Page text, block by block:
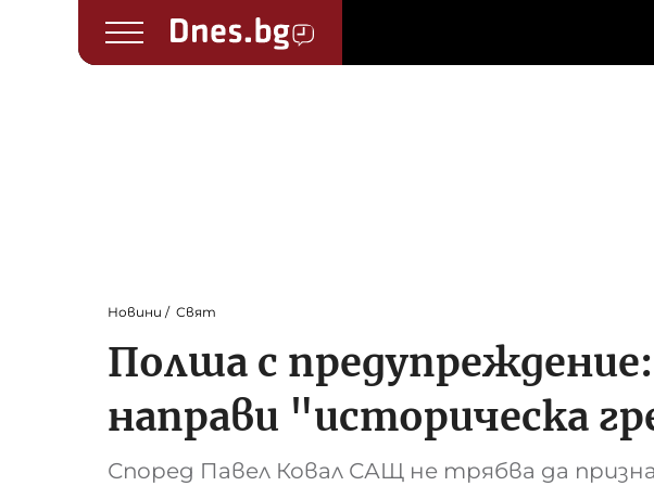
Новини Свят
Полша с
направи "историческа
Според Павел Ковал САЩ не трябва да